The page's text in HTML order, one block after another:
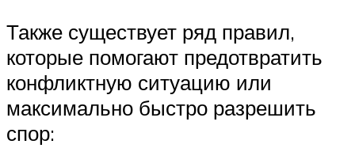
Также существует ряд правил,
которые помогают предотвратить
конфликтную ситуацию или
максимально быстро разрешить
спор: